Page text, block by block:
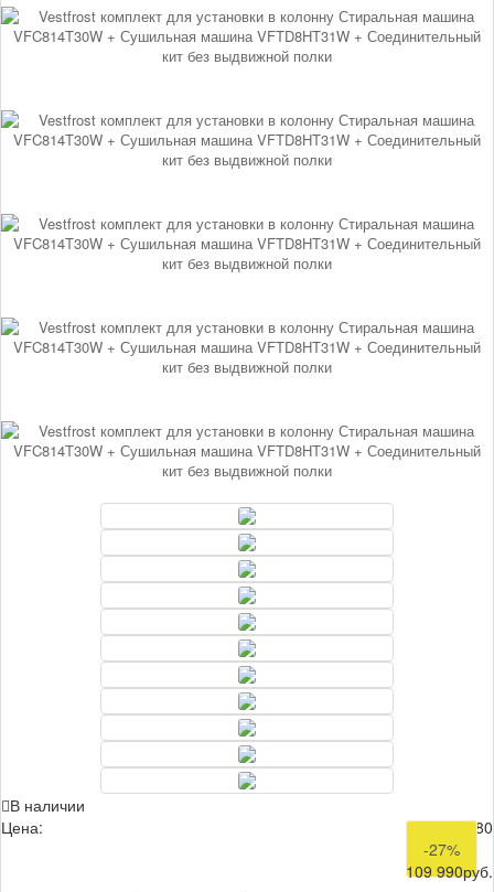
В наличии
Цена:
149 880
-27%
109 990руб.